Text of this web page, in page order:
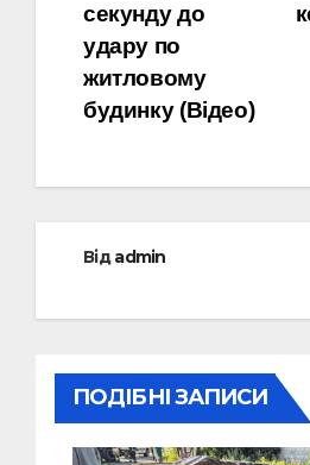
секунду до
удару по
житловому
будинку (Відео)
Відadmin
ПОДІБНІ ЗАПИСИ